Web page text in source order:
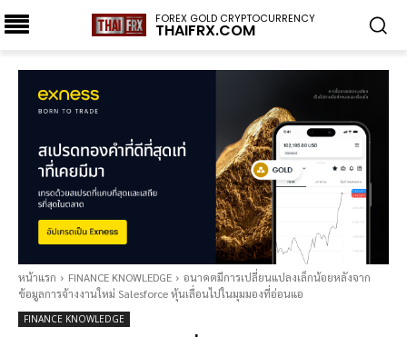
FOREX GOLD CRYPTOCURRENCY
THAIFRX.COM
หน้าแรก FINANCE KNOWLEDGE
อนาคตมีการเปลี่ยนแปลงเล็กน้อยหลังจาก
ข้อมูลการจ้างงานใหม่ Salesforce หุ้นเลื่อนไปในมุมมองที่อ่อนแอ
FINANCE KNOWLEDGE